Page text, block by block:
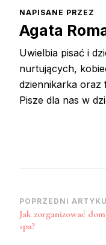
NAPISANE PRZEZ
Agata
Uwielbia pisać i
nurtujących,
dziennikarka oraz
Pisze dla nas w
Zobacz
wpisy
POPRZEDNI
Jak zorganizować
spa?